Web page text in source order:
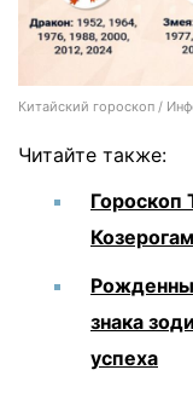
Китайский гороскоп /
Читайте также:
Гороскоп
знака
успеха